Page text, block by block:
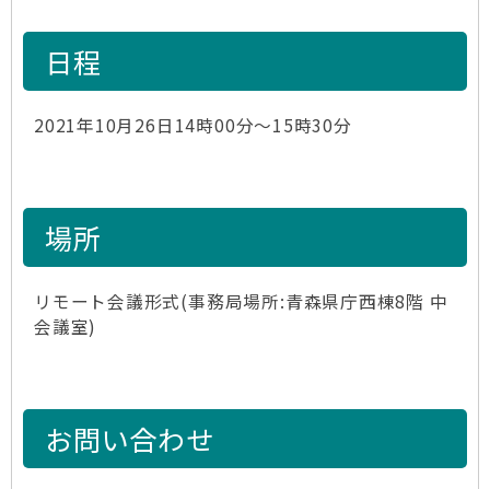
日程
2021年10月26日14時00分～15時30分
場所
リモート会議形式(事務局場所:青森県庁西棟8階 中
会議室)
お問い合わせ